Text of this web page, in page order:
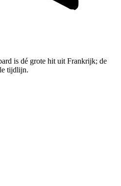
is dé grote hit uit Frankrijk; de
tijdlijn.